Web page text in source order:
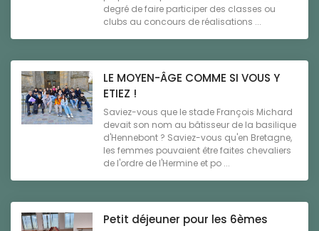
degré de faire participer des classes ou
clubs au concours de réalisations ...
LE MOYEN-ÂGE COMME SI VOUS Y
ETIEZ !
Saviez-vous que le stade François Michard
devait son nom au bâtisseur de la basilique
d'Hennebont ? Saviez-vous qu'en Bretagne,
les femmes pouvaient être faites chevaliers
de l'ordre de l'Hermine et po ...
Petit déjeuner pour les 6èmes